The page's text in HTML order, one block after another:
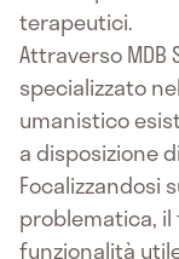
terapeutici.
Attraverso MDB
specializzato
umanistico
a disposizione
Focalizzandosi
problematica,
funzionalità